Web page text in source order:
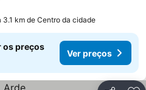
3.1 km de Centro da cidade
os preços
Ver preços